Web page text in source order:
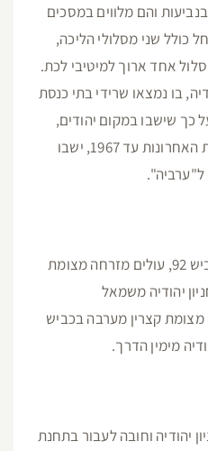
והם מלווים במסכים
כולל שני מסלולי הליכה,
אחד ארוך למיטיבי לכת.
בו נמצאו שרידי בתי כנסת
כך שישבו במקום יהודים,
ומכאן שמו – "יהודיה". במאות האחרונות עד 1967, ישבו
נוסעים על כביש 92, עולים מזרחה מצומת
כ 7 ק"מ לחניון יהודיה משמאל
מצומת קצרין מערבה בכביש
יהודיה וחובה לעבור בתחנת